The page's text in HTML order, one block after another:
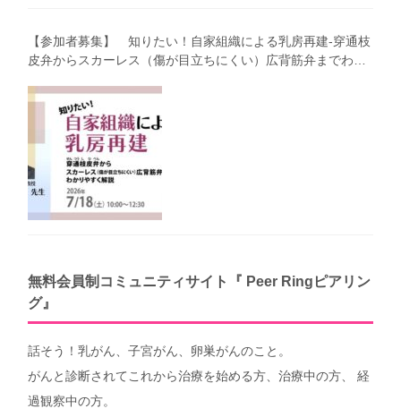
【参加者募集】 知りたい！自家組織による乳房再建-穿通枝
皮弁からスカーレス（傷が目立ちにくい）広背筋弁までわか
無料会員制コミュニティサイト『 Peer Ringピアリン
グ』
話そう！乳がん、子宮がん、卵巣がんのこと。
がんと診断されてこれから治療を始める方、治療中の方、 経
過観察中の方。